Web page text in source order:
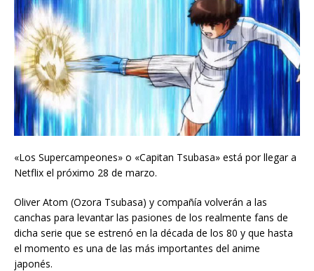
«Los Supercampeones» o «Capitan Tsubasa» está por llegar a
Netflix el próximo 28 de marzo.
Oliver Atom (Ozora Tsubasa) y compañía volverán a las
canchas para levantar las pasiones de los realmente fans de
dicha serie que se estrenó en la década de los 80 y que hasta
el momento es una de las más importantes del anime
japonés.